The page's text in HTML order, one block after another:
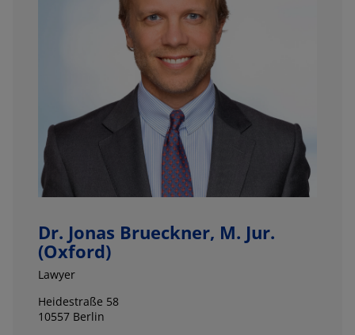
Dr. Jonas Brueckner, M. Jur.
(Oxford)
Lawyer
Heidestraße 58
10557 Berlin